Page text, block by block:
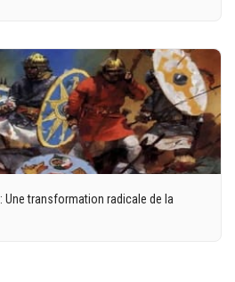
Une transformation radicale de la